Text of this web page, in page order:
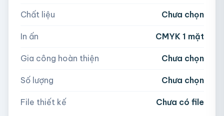
Hoặc nhập số lượng:
− + hộp
AI, PDF, EPS, PSD, PNG, JPG (tối đa 50MB)
Chất liệu Chưa chọn
In ấn CMYK 1 mặt
Gia công hoàn thiện Chưa chọn
Số lượng Chưa chọn
File thiết kế Chưa có file